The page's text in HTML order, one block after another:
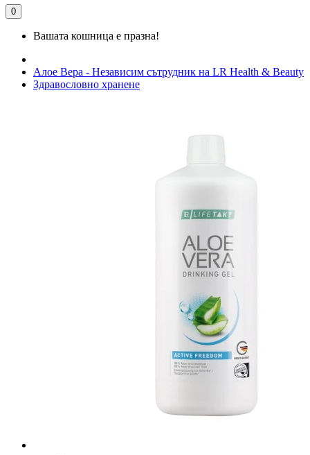
0
Вашата кошница е празна!
Алое Вера - Независим сътрудник на LR Health & Beauty
Здравословно хранене